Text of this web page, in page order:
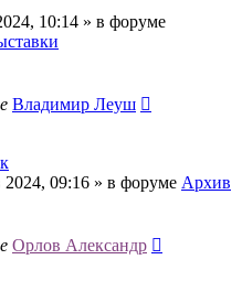
10:14 » в форуме
Владимир Леуш
2024, 09:16 » в форуме Архив
Орлов Александр